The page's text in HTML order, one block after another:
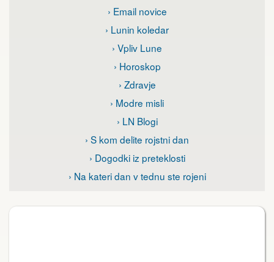
› Email novice
› Lunin koledar
› Vpliv Lune
› Horoskop
› Zdravje
› Modre misli
› LN Blogi
› S kom delite rojstni dan
› Dogodki iz preteklosti
› Na kateri dan v tednu ste rojeni